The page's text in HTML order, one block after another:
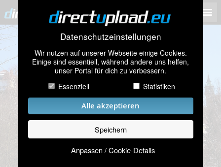
Datenschutzeinstellungen
Wir nutzen auf unserer Webseite einige Cookies.
Einige sind essentiell, während andere uns helfen,
unser Portal für dich zu verbessern.
Essenziell
Statistiken
Alle akzeptieren
Speichern
Anpassen / Cookie-Details